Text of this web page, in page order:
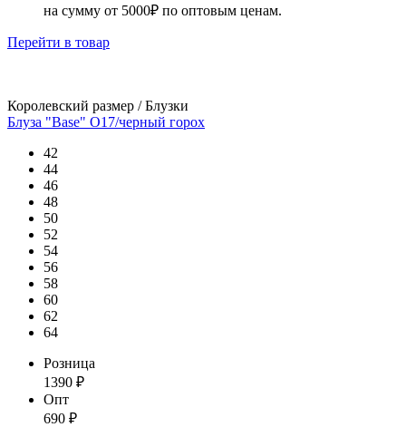
на сумму от 5000₽ по оптовым ценам.
Перейти в товар
Королевский размер / Блузки
Блуза "Base" О17/черный горох
42
44
46
48
50
52
54
56
58
60
62
64
Розница
1390 ₽
Опт
690 ₽